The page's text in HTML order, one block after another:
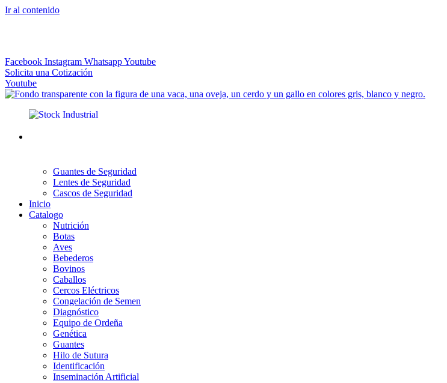
Ir al contenido
Facebook Instagram WhatsappYoutube
Solicita una Cotización
Youtube
Guantes de Seguridad
Lentes de Seguridad
Cascos de Seguridad
Inicio
Catalogo
Nutrición
Botas
Aves
Bebederos
Bovinos
Caballos
Cercos Eléctricos
Congelación de Semen
Diagnóstico
Equipo de Ordeña
Genética
Guantes
Hilo de Sutura
Identificación
Inseminación Artificial